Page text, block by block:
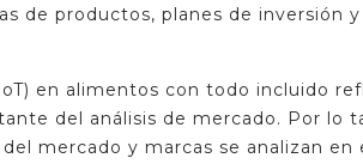
de productos, planes de inversión
en alimentos con todo incluido
del análisis de mercado. Por lo
mercado y marcas se analizan en